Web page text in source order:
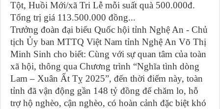
Tột, Huồi Mới/xã Tri Lễ mỗi suất quà 500.000đ.
Tổng trị giá 113.500.000 đồng...
Trưởng đoàn đại biểu Quốc hội tỉnh Nghệ An - Chủ
tịch Ủy ban MTTQ Việt Nam tỉnh Nghệ An Võ Thị
Minh Sinh cho biết: Cùng với sự quan tâm của toàn
xã hội, thông qua Chương trình “Nghĩa tình dòng
Lam – Xuân Ất Tỵ 2025”, đến thời điểm này, toàn
tỉnh đã vận động gần 148 tỷ đồng để chăm lo, hỗ
trợ hộ nghèo, cận nghèo, có hoàn cảnh đặc biệt khó